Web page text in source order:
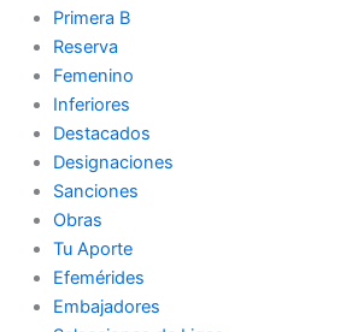
Primera B
Reserva
Femenino
Inferiores
Destacados
Designaciones
Sanciones
Obras
Tu Aporte
Efemérides
Embajadores